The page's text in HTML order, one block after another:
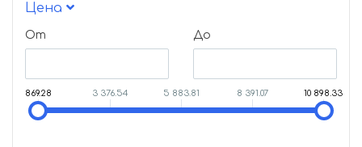
Цена
От До
869.28 3 376.54 5 883.81 8 391.07 10 898.33